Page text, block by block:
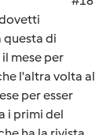
questa di
mese per
l'altra volta al
per esser
i primi del